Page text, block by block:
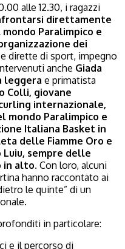
alle 12.30, i ragazzi
direttamente
Paralimpico e
dei
dirette di sport, impegno
anche Giada
leggera e primatista
Colli, giovane
internazionale,
mondo Paralimpico e
Italiana Basket in
delle Fiamme Oro e
sempre delle
in alto. Con loro, alcuni
hanno raccontato ai
le quinte” di un
in particolare:
e il percorso di